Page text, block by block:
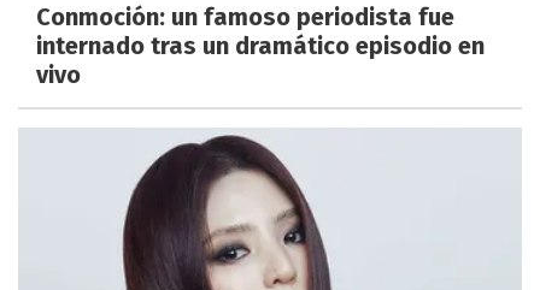
Conmoción: un famoso periodista fue
internado tras un dramático episodio en
vivo